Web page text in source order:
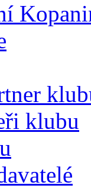
klubu